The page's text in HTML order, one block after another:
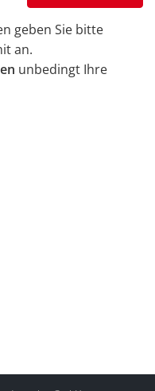
geben Sie bitte
an.
unbedingt Ihre